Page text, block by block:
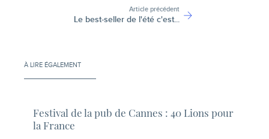
Article précédent
Le best-seller de l'été c'est...
À LIRE ÉGALEMENT
Festival de la pub de Cannes : 40 Lions pour
la France